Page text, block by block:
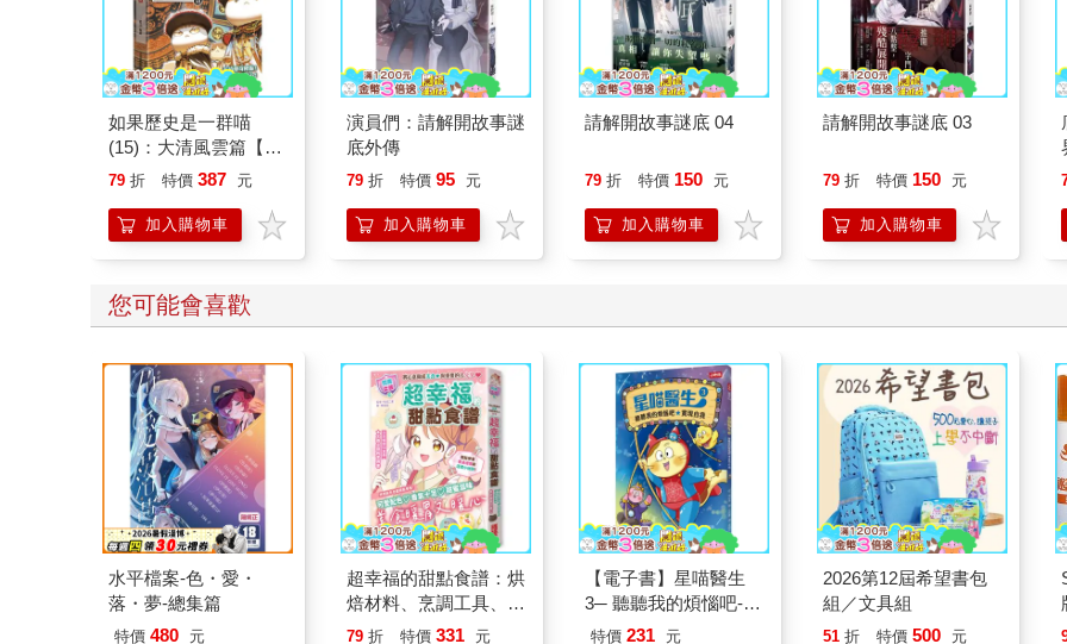
如果歷史是一群喵
(15)：大清風雲篇【萌
貓漫畫學歷史】
79 折 特價 387 元
加入購物車
演員們：請解開故事謎
底外傳
79 折 特價 95 元
加入購物車
請解開故事謎底 04
79 折 特價 150 元
加入購物車
請解開故事謎底 03
79 折 特價 150 元
加入購物車
您可能會喜歡
水平檔案-色・愛・
落・夢-總集篇
特價 480 元
超幸福的甜點食譜：烘
焙材料、烹調工具、可
愛配色【閃亮女孩6】
79 折 特價 331 元
【電子書】星喵醫生
3─ 聽聽我的煩惱吧-實
現自我
特價 231 元
2026第12屆希望書包
組／文具組
51 折 特價 500 元